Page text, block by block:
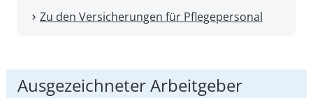
Zu den Versicherungen für Pflegepersonal
Ausgezeichneter Arbeitgeber